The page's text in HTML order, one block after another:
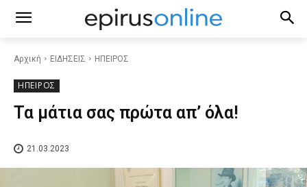
Αρχική ΕΙΔΗΣΕΙΣ ΗΠΕΙΡΟΣ
ΗΠΕΙΡΟΣ
Τα μάτια σας πρώτα απ’ όλα!
21.03.2023